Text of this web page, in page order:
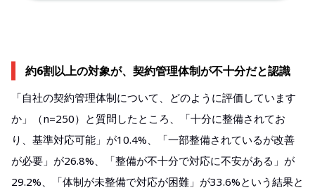
約6割以上の対象が、契約管理体制が不十分だと認識
「自社の契約管理体制について、どのように評価しています
か」（n=250）と質問したところ、「十分に整備されてお
り、基準対応可能」が10.4%、「一部整備されているが改善
が必要」が26.8%、「整備が不十分で対応に不安がある」が
29.2%、「体制が未整備で対応が困難」が33.6%という結果と